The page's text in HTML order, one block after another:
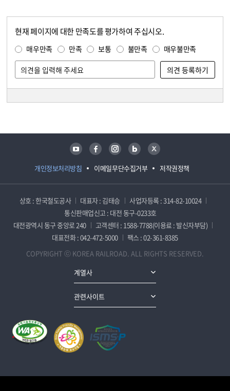
현재 페이지에 대한 만족도를 평가하여 주십시오.
매우만족 만족 보통 불만족 매우불만족
개인정보처리방침 이메일무단수집거부 저작권정책
유튜브 페이스북 인스타그램 블로그 트위터
상호 : 한국철도공사 대표자 : 김태승
사업자등록 : 314-82-10024
통신판매업신고 : 대전 동구-0233호
대전광역시 동구 중앙로 240
고객센터 : 1588-7788(이용료 : 발신자부담)
대표전화 : 042-472-5000
팩스 : 02-361-8385
COPYRIGHT ⓒ KOREA RAILROAD. ALL RIGHTS RESERVED.
계열사
관련사이트